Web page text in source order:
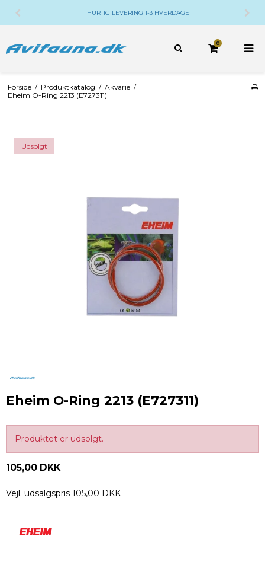
HURTIG LEVERING 1-3 HVERDAGE
0
Forside / Produktkatalog / Akvarie /
Eheim O-Ring 2213 (E727311)
Udsolgt
Eheim O-Ring 2213 (E727311)
Produktet er udsolgt.
105,00 DKK
Vejl. udsalgspris 105,00 DKK